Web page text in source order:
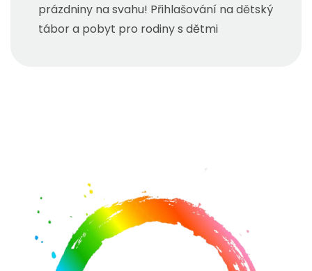
prázdniny na svahu! Přihlašování na dětský
tábor a pobyt pro rodiny s dětmi